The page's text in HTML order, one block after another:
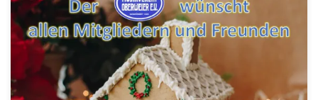
… und einen guten Rutsch ins neue Jahr 2022! Wünscht euch euer